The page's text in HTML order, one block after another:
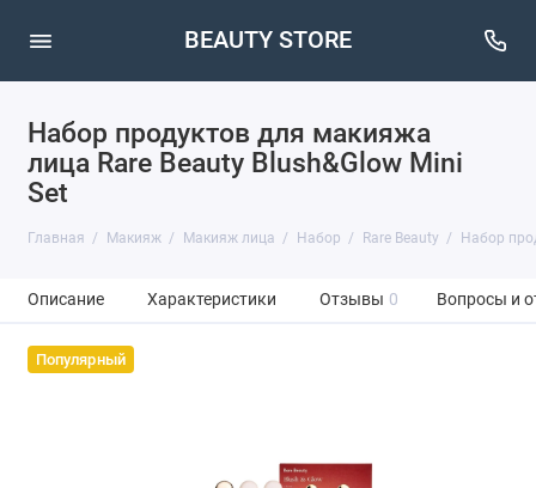
BEAUTY STORE
Набор продуктов для макияжа
лица Rare Beauty Blush&Glow Mini
Set
Главная Макияж Макияж лица Набор Rare Beauty Набор
Описание Характеристики Отзывы 0 Вопросы и
Популярный